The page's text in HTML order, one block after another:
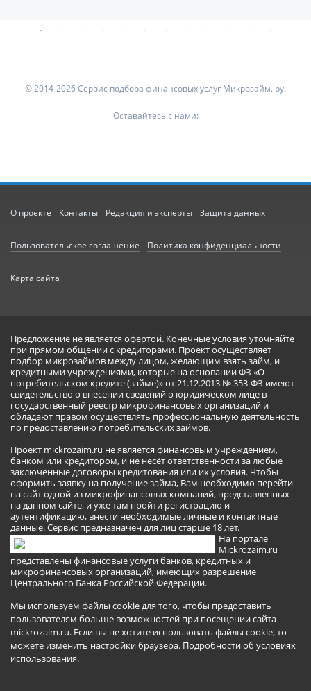
© 2014-2026 Сервис подбора финансовых услуг Микрозайм. ру.
Оставайтесь с нами:
О проекте Контакты Редакция и эксперты Защита данных
Пользовательское соглашение Политика конфиденциальности
Карта сайта
Предложение не является офертой. Конечные условия уточняйте
при прямом общении с кредиторами. Проект осуществляет
подбор микрозаймов между лицом, желающим взять займ, и
кредитными учреждениями, которые на основании ФЗ «О
потребительском кредите (займе)» от 21.12.2013 № 353-ФЗ имеют
свидетельство о внесении сведений о юридическом лице в
государственный реестр микрофинансовых организаций и
обладают правом осуществлять профессиональную деятельность
по предоставлению потребительских займов.
Проект mickrozaim.ru не является финансовым учреждением,
банком или кредитором, и не несёт ответственности за любые
заключенные договоры кредитования или их условия. Чтобы
оформить заявку на получение займа, Вам необходимо перейти
на сайт одной из микрофинансовых компаний, представленных
на данном сайте, и уже там пройти регистрацию и
аутентификацию, внести необходимые личные и контактные
данные. Сервис предназначен для лиц старше 18 лет.
На портале
Mickrozaim.ru
представлены финансовые услуги банков, кредитных и
микрофинансовых организаций, имеющих разрешение
Центрального Банка Российской Федерации.
Мы используем файлы cookie для того, чтобы предоставить
пользователям больше возможностей при посещении сайта
mickrozaim.ru. Если вы не хотите использовать файлы cookie, то
можете изменить настройки браузера. Подробности об условиях
использования.